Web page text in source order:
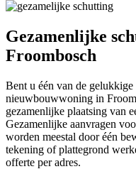
Gezamenlijke
Froombosch
Bent u één van de gelukkige
nieuwbouwwoning in
gezamenlijke plaatsing van
Gezamenlijke aanvragen
worden meestal door één
tekening of plattegrond
offerte per adres.